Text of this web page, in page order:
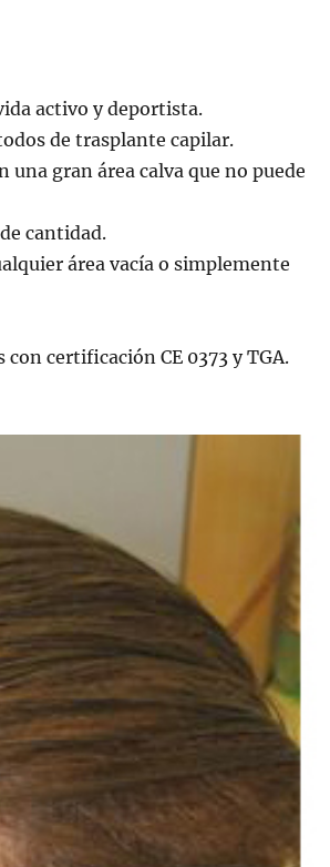
activo y deportista.
de trasplante capilar.
gran área calva que no puede
cantidad.
área vacía o simplemente
certificación CE 0373 y TGA.